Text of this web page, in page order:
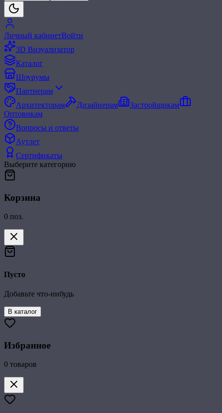
Личный кабинетВойти
3D Визуализатор
Каталог
Шоурумы
Партнерам
Архитекторам
Дизайнерам
Застройщикам
Оптовикам
Вопросы и ответы
Аутлет
Сертификаты
Выберите категорию
Корзина
0 поз.
Пусто
Добавьте что-нибудь
В каталог
Избранное
0 товаров